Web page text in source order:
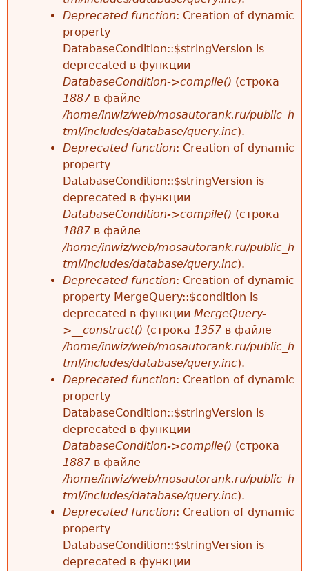
Deprecated function: Creation of dynamic
property
DatabaseCondition::$stringVersion is
deprecated в функции
DatabaseCondition->compile() (строка
1887 в файле
/home/inwiz/web/mosautorank.ru/public_h
tml/includes/database/query.inc).
Deprecated function: Creation of dynamic
property
DatabaseCondition::$stringVersion is
deprecated в функции
DatabaseCondition->compile() (строка
1887 в файле
/home/inwiz/web/mosautorank.ru/public_h
tml/includes/database/query.inc).
Deprecated function: Creation of dynamic
property MergeQuery::$condition is
deprecated в функции MergeQuery-
>__construct() (строка 1357 в файле
/home/inwiz/web/mosautorank.ru/public_h
tml/includes/database/query.inc).
Deprecated function: Creation of dynamic
property
DatabaseCondition::$stringVersion is
deprecated в функции
DatabaseCondition->compile() (строка
1887 в файле
/home/inwiz/web/mosautorank.ru/public_h
tml/includes/database/query.inc).
Deprecated function: Creation of dynamic
property
DatabaseCondition::$stringVersion is
deprecated в функции